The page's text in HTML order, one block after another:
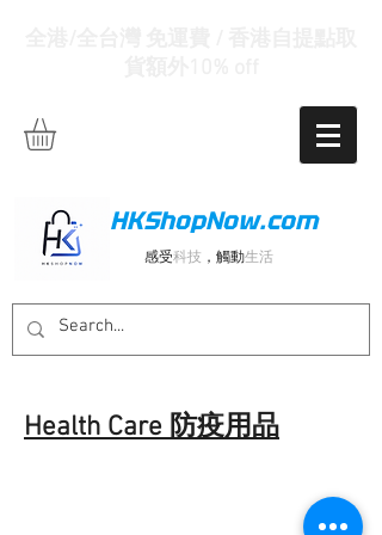
HKShopNow.com
感受科技 ，觸動生活
Health Care 防疫用品